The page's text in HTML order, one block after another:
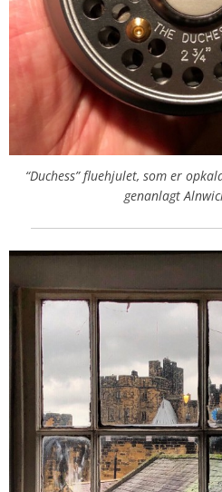
“Duchess” fluehjulet, som er
genanlagt